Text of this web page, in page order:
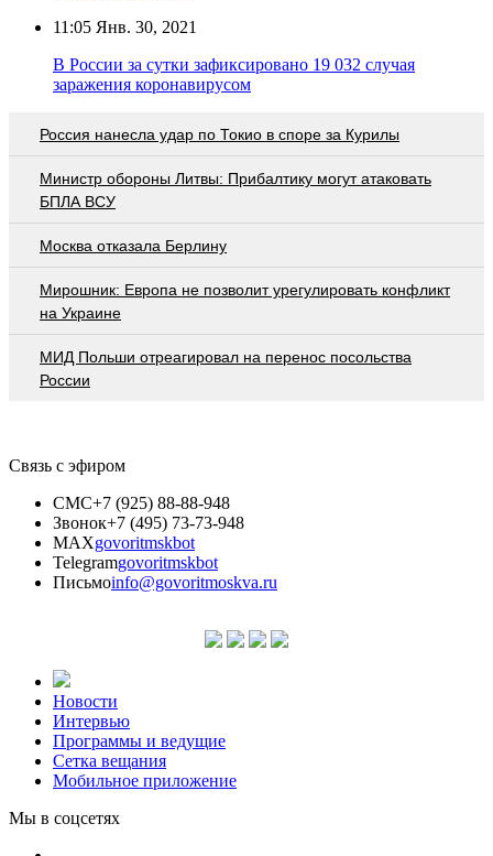
11:05 Янв. 30, 2021
В России за сутки зафиксировано 19 032 случая
заражения коронавирусом
Россия нанесла удар по Токио в споре за Курилы
Министр обороны Литвы: Прибалтику могут атаковать
БПЛА ВСУ
Москва отказала Берлину
Мирошник: Европа не позволит урегулировать конфликт
на Украине
МИД Польши отреагировал на перенос посольства
России
Связь с эфиром
СМС+7 (925) 88-88-948
Звонок+7 (495) 73-73-948
MAXgovoritmskbot
Telegramgovoritmskbot
Письмоinfo@govoritmoskva.ru
Новости
Интервью
Программы и ведущие
Сетка вещания
Мобильное приложение
Мы в соцсетях